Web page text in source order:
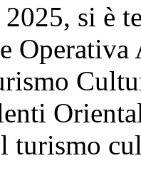
si è
turismo